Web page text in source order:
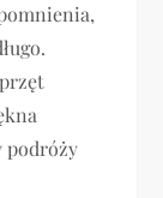
podróży